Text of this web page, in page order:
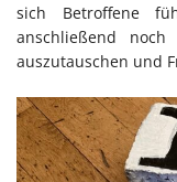
sich Betroffene
anschließend
auszutauschen und